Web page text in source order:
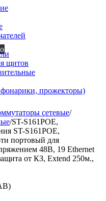
щитов
прожекторы)
сетевые/
/ST-S161POE,
ST-S161POE,
портовый для
48В, 19 Ethernet
от КЗ, Extend 250м.,